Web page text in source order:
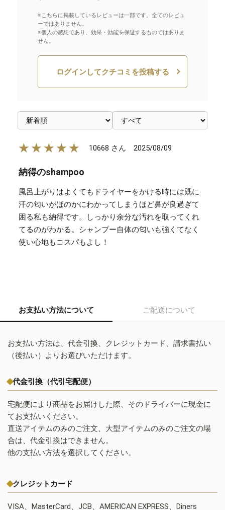
※こちらに掲載しているレビューは一部です。全てのレビュ
ーではありません。
※個人の感想であり、効果・効能を保証するものではありま
せん。
ログインしてクチコミを投稿する
★★★★★ 10668 さん 2025/08/09
納得のshampoo
風呂上がりはよくてもドライヤーをかける時には既に
汗の匂いがほのかにわかってしまうほど鼻が良過ぎて
困る私も納得です。しっかり余分な汚れを取ってくれ
てるのがわかる。シャンプー自体の匂いも強くてなく
使い心地もコスパもよし！
お支払い方法について ご配送について
お支払い方法は、代金引換、クレジットカード、請求書払い
（後払い）よりお選びいただけます。
代金引換（代引宅配便）
宅配便により商品をお届けした際、そのドライバーに現金に
てお支払いください。
直送アイテムのみのご注文、大型アイテムのみのご注文の場
合は、代金引換はできません。
他の支払い方法を選択してください。
クレジットカード
VISA、MasterCard、JCB、AMERICAN EXPRESS、Diners